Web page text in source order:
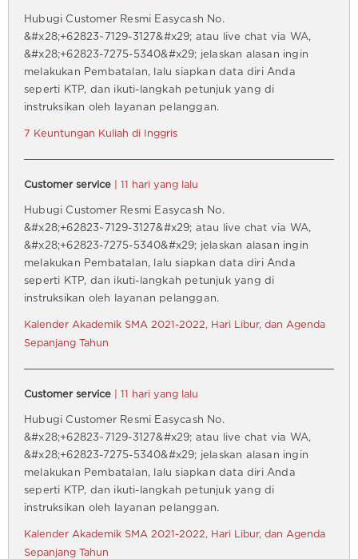
Hubugi Customer Resmi Easycash No.
&#x28;+62823~7129-3127&#x29; atau live chat via WA,
&#x28;+62823-7275-5340&#x29; jelaskan alasan ingin
melakukan Pembatalan, lalu siapkan data diri Anda
seperti KTP, dan ikuti-langkah petunjuk yang di
instruksikan oleh layanan pelanggan.
7 Keuntungan Kuliah di Inggris
Customer service | 11 hari yang lalu
Hubugi Customer Resmi Easycash No.
&#x28;+62823~7129-3127&#x29; atau live chat via WA,
&#x28;+62823-7275-5340&#x29; jelaskan alasan ingin
melakukan Pembatalan, lalu siapkan data diri Anda
seperti KTP, dan ikuti-langkah petunjuk yang di
instruksikan oleh layanan pelanggan.
Kalender Akademik SMA 2021-2022, Hari Libur, dan Agenda
Sepanjang Tahun
Customer service | 11 hari yang lalu
Hubugi Customer Resmi Easycash No.
&#x28;+62823~7129-3127&#x29; atau live chat via WA,
&#x28;+62823-7275-5340&#x29; jelaskan alasan ingin
melakukan Pembatalan, lalu siapkan data diri Anda
seperti KTP, dan ikuti-langkah petunjuk yang di
instruksikan oleh layanan pelanggan.
Kalender Akademik SMA 2021-2022, Hari Libur, dan Agenda
Sepanjang Tahun